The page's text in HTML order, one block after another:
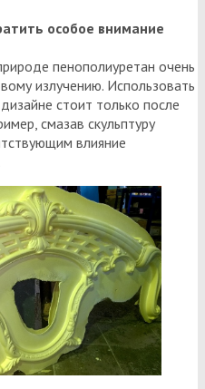
особое внимание
пенополиуретан очень
излучению. Использовать
стоит только после
смазав скульптуру
влияние